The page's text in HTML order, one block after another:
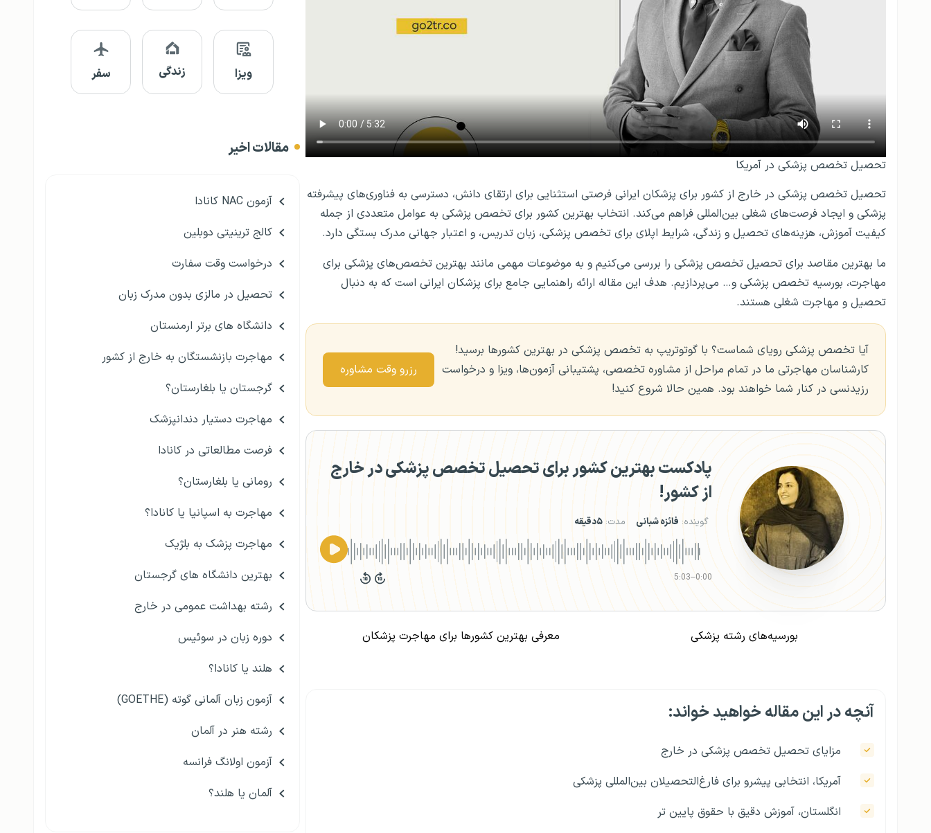
تحصیل تخصص پزشکی در آمریکا
تحصیل تخصص پزشکی در خارج از کشور برای پزشکان ایرانی فرصتی استثنایی برای ارتقای دانش، دسترسی به فناوری‌های پیشرفته
پزشکی و ایجاد فرصت‌های شغلی بین‌المللی فراهم می‌کند. انتخاب بهترین کشور برای تخصص پزشکی به عوامل متعددی از جمله
کیفیت آموزش، هزینه‌های تحصیل و زندگی، شرایط اپلای برای تخصص پزشکی، زبان تدریس، و اعتبار جهانی مدرک بستگی دارد.
ما بهترین مقاصد برای تحصیل تخصص پزشکی را بررسی می‌کنیم و به موضوعات مهمی مانند بهترین تخصص‌های پزشکی برای
مهاجرت، بورسیه تخصص پزشکی و… می‌پردازیم. هدف این مقاله ارائه راهنمایی جامع برای پزشکان ایرانی است که به دنبال
تحصیل و مهاجرت شغلی هستند.
آیا تخصص پزشکی رویای شماست؟ با گوتوتریپ به تخصص پزشکی در بهترین کشورها برسید!
کارشناسان مهاجرتی ما در تمام مراحل از مشاوره تخصصی، پشتیبانی آزمون‌ها، ویزا و درخواست
رزیدنسی در کنار شما خواهند بود. همین حالا شروع کنید!
رزرو وقت مشاوره
پادکست بهترین کشور برای تحصیل تخصص پزشکی در خارج
از کشور!
گوینده: فائزه شبانی مدت: ۵دقیقه
0:00
–
5:03
بورسیه‌های رشته پزشکی معرفی بهترین کشورها برای مهاجرت پزشکان
آنچه در این مقاله خواهید خواند:
مزایای تحصیل تخصص پزشکی در خارج
آمریکا، انتخابی پیشرو برای فارغ‌التحصیلان بین‌المللی پزشکی
انگلستان، آموزش دقیق با حقوق پایین‌ تر
ویزا زندگی سفر
مقالات اخیر
آزمون NAC کانادا
کالج ترینیتی دوبلین
درخواست وقت سفارت
تحصیل در مالزی بدون مدرک زبان
دانشگاه های برتر ارمنستان
مهاجرت بازنشستگان به خارج از کشور
گرجستان یا بلغارستان؟
مهاجرت دستیار دندانپزشک
فرصت مطالعاتی در کانادا
رومانی یا بلغارستان؟
مهاجرت به اسپانیا یا کانادا؟
مهاجرت پزشک به بلژیک
بهترین دانشگاه های گرجستان
رشته بهداشت عمومی در خارج
دوره زبان در سوئیس
هلند یا کانادا؟
آزمون زبان آلمانی گوته (GOETHE)
رشته هنر در آلمان
آزمون اولانگ فرانسه
آلمان یا هلند؟